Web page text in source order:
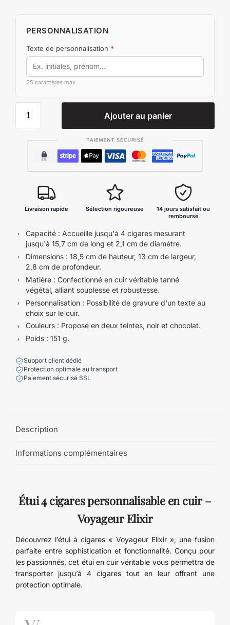
PERSONNALISATION
Texte de personnalisation *
25 caractères max.
Ajouter au panier
Livraison rapide Sélection rigoureuse
14 jours satisfait ou
remboursé
Capacité : Accueille jusqu'à 4 cigares mesurant
jusqu'à 15,7 cm de long et 2,1 cm de diamètre.
Dimensions : 18,5 cm de hauteur, 13 cm de largeur,
2,8 cm de profondeur.
Matière : Confectionné en cuir véritable tanné
végétal, alliant souplesse et robustesse.
Personnalisation : Possibilité de gravure d'un texte au
choix sur le cuir.
Couleurs : Proposé en deux teintes, noir et chocolat.
Poids : 151 g.
Support client dédié
Protection optimale au transport
Paiement sécurisé SSL
Description
Informations complémentaires
Étui 4 cigares personnalisable en cuir –
Voyageur Elixir
Découvrez l’étui à cigares « Voyageur Elixir », une fusion
parfaite entre sophistication et fonctionnalité. Conçu pour
les passionnés, cet étui en cuir véritable vous permettra de
transporter jusqu’à 4 cigares tout en leur offrant une
protection optimale.